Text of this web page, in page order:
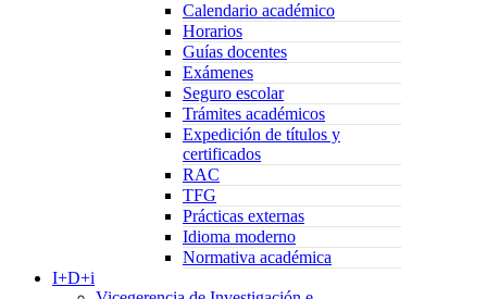
Calendario académico
Horarios
Guías docentes
Exámenes
Seguro escolar
Trámites académicos
Expedición de títulos y
certificados
RAC
TFG
Prácticas externas
Idioma moderno
Normativa académica
I+D+i